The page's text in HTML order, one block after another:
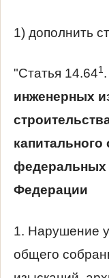
1) дополнить
"Статья 14.641.
инженерных
федеральных
Федерации
1. Нарушение
общего